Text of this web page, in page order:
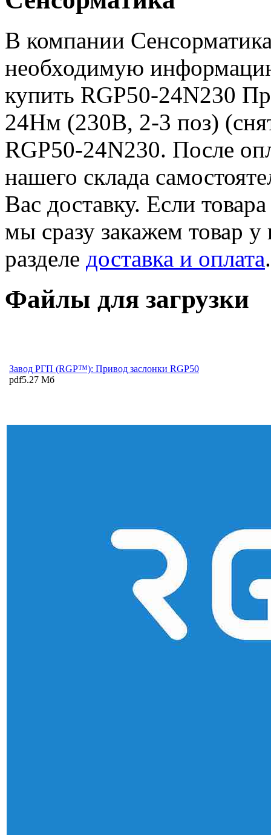
В компании
необходимую
купить RGP50-24N230
24Нм (230В, 2-3 поз)
RGP50-24N230. После
нашего склада
Вас доставку. Если
мы сразу закажем товар
разделе доставка и оплата.
Файлы для загрузки
Завод РГП (RGP™): Привод заслонки RGP50
pdf5.27 Мб